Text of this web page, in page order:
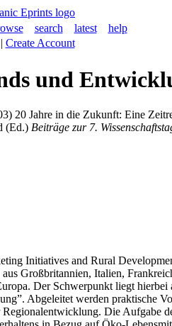
search latest
help
| Create Account
und
20 Jahre in die Zukunft: Eine
(Ed.) Beiträge zur 7.
Initiatives and Rural
Großbritannien, Italien,
Der Schwerpunkt liegt
Abgeleitet werden praktische
Die Aufgabe